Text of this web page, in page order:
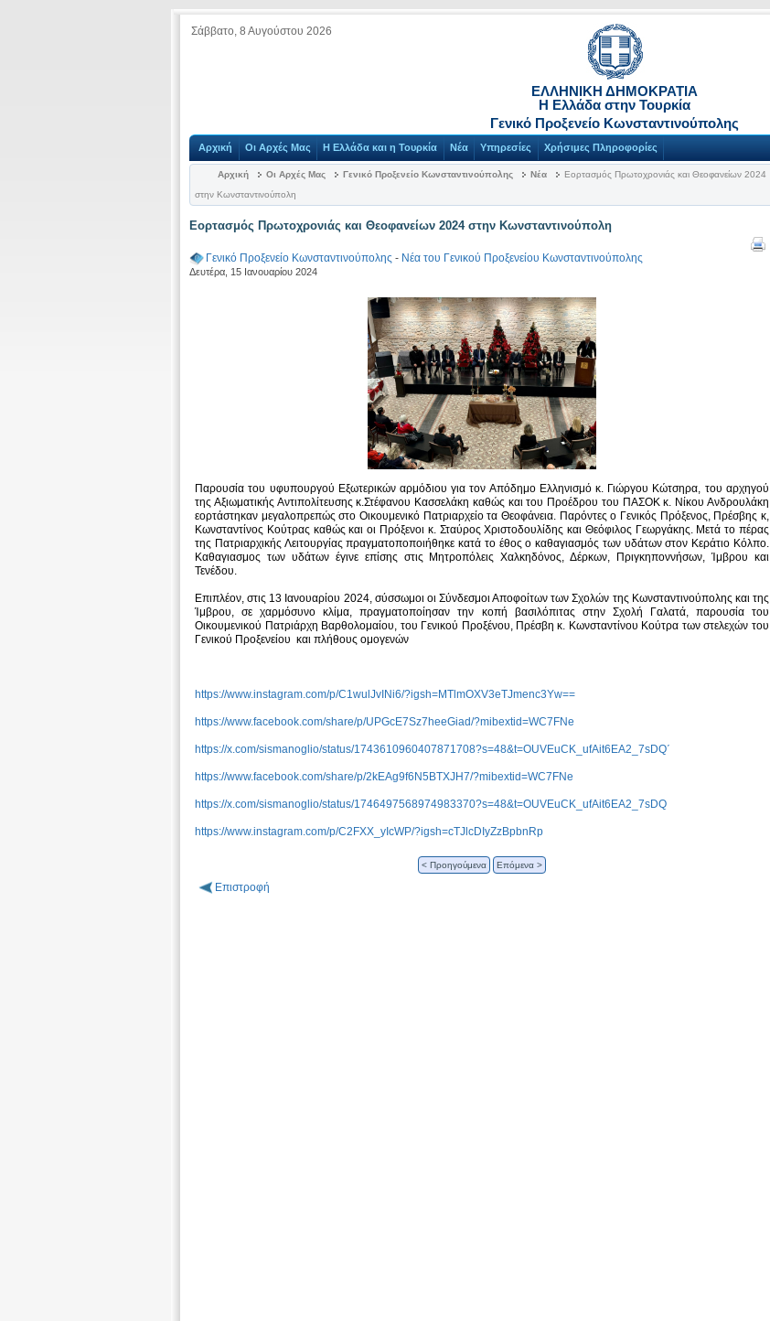
Σάββατο, 8 Αυγούστου 2026
ΕΛΛΗΝΙΚΗ ΔΗΜΟΚΡΑΤΙΑ
Η Ελλάδα στην Τουρκία
Γενικό Προξενείο Κωνσταντινούπολης
Αρχική Οι Αρχές Μας Η Ελλάδα και η Τουρκία Νέα Υπηρεσίες Χρήσιμες Πληροφορίες
Αρχική Οι Αρχές Μας Γενικό Προξενείο Κωνσταντινούπολης Νέα
Εορτασμός Πρωτοχρονιάς και Θεοφανείων 2024
στην Κωνσταντινούπολη
Εορτασμός Πρωτοχρονιάς και Θεοφανείων 2024 στην Κωνσταντινούπολη
Γενικό Προξενείο Κωνσταντινούπολης - Νέα του Γενικού Προξενείου Κωνσταντινούπολης
Δευτέρα, 15 Ιανουαρίου 2024
Παρουσία του υφυπουργού Εξωτερικών αρμόδιου για τον Απόδημο Ελληνισμό κ. Γιώργου Κώτσηρα, του αρχηγού
της Αξιωματικής Αντιπολίτευσης κ.Στέφανου Κασσελάκη καθώς και του Προέδρου του ΠΑΣΟΚ κ. Νίκου Ανδρουλάκη
εορτάστηκαν μεγαλοπρεπώς στο Οικουμενικό Πατριαρχείο τα Θεοφάνεια. Παρόντες ο Γενικός Πρόξενος, Πρέσβης κ,
Κωνσταντίνος Κούτρας καθώς και οι Πρόξενοι κ. Σταύρος Χριστοδουλίδης και Θεόφιλος Γεωργάκης. Μετά το πέρας
της Πατριαρχικής Λειτουργίας πραγματοποποιήθηκε κατά το έθος ο καθαγιασμός των υδάτων στον Κεράτιο Κόλπο.
Καθαγιασμος των υδάτων έγινε επίσης στις Μητροπόλεις Χαλκηδόνος, Δέρκων, Πριγκηποννήσων, Ίμβρου και
Τενέδου.
Επιπλέον, στις 13 Ιανουαρίου 2024, σύσσωμοι οι Σύνδεσμοι Αποφοίτων των Σχολών της Κωνσταντινούπολης και της
Ίμβρου, σε χαρμόσυνο κλίμα, πραγματοποίησαν την κοπή βασιλόπιτας στην Σχολή Γαλατά, παρουσία του
Οικουμενικού Πατριάρχη Βαρθολομαίου, του Γενικού Προξένου, Πρέσβη κ. Κωνσταντίνου Κούτρα των στελεχών του
Γενικού Προξενείου και πλήθους ομογενών
https://www.instagram.com/p/C1wulJvINi6/?igsh=MTlmOXV3eTJmenc3Yw==
https://www.facebook.com/share/p/UPGcE7Sz7heeGiad/?mibextid=WC7FNe
https://x.com/sismanoglio/status/1743610960407871708?s=48&t=OUVEuCK_ufAit6EA2_7sDQ΄
https://www.facebook.com/share/p/2kEAg9f6N5BTXJH7/?mibextid=WC7FNe
https://x.com/sismanoglio/status/1746497568974983370?s=48&t=OUVEuCK_ufAit6EA2_7sDQ
https://www.instagram.com/p/C2FXX_yIcWP/?igsh=cTJlcDIyZzBpbnRp
< Προηγούμενα Επόμενα >
Επιστροφή